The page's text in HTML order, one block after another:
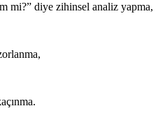
mi?” diye zihinsel analiz yapma,